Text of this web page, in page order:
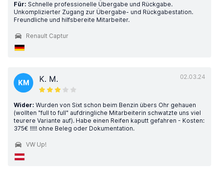
Für: Schnelle professionelle Übergabe und Rückgabe.
Unkomplizierter Zugang zur Übergabe- und Rückgabestation.
Freundliche und hilfsbereite Mitarbeiter.
Renault Captur
02.03.24
KM K. M.
Wider: Wurden von Sixt schon beim Benzin übers Ohr gehauen
(wollten "full to full" aufdringliche Mitarbeiterin schwatzte uns viel
teurere Variante auf). Habe einen Reifen kaputt gefahren - Kosten:
375€ !!!!! ohne Beleg oder Dokumentation.
VW Up!